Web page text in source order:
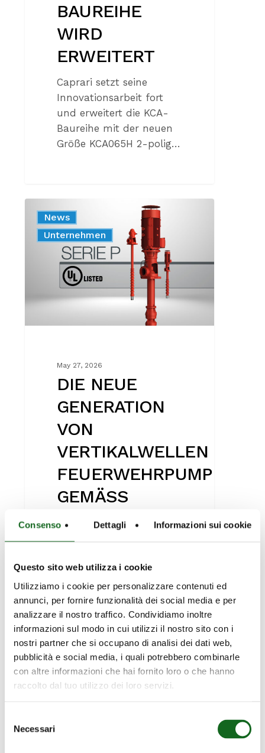
Consenso Dettagli Informazioni sui cookie
Questo sito web utilizza i cookie
Utilizziamo i cookie per personalizzare contenuti ed
annunci, per fornire funzionalità dei social media e per
analizzare il nostro traffico. Condividiamo inoltre
informazioni sul modo in cui utilizzi il nostro sito con i
nostri partner che si occupano di analisi dei dati web,
pubblicità e social media, i quali potrebbero combinarle
con altre informazioni che hai fornito loro o che hanno
raccolto dal tuo utilizzo dei loro servizi.
delNecessari
BAUREIHE
WIRD
ERWEITERT
Caprari setzt seine
Innovationsarbeit fort
und erweitert die KCA-
Baureihe mit der neuen
Größe KCA065H 2-polig…
NEUE
GENERATION
VERTIKALWELLEN
FEUERWEHRPUMPEN
GEMÄSS
News
Produkt
Unternehmen
May 27, 2026
DIE NEUE
GENERATION
VON
VERTIKALWELLEN
FEUERWEHRPUMPEN
GEMÄSS
UL448
Die P‑Serie steht seit
hohe Leistung. Eine
Produktreihe, die…
DIE
NEUE
VERTIKALEN
News